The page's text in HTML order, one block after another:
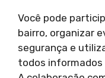
Você pode
bairro, organizar
segurança e
todos informados